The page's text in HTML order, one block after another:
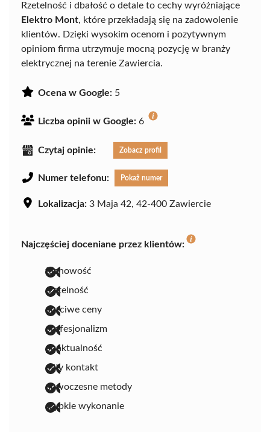
Rzetelność i dbałość o detale to cechy wyróżniające
Elektro Mont, które przekładają się na zadowolenie
klientów. Dzięki wysokim ocenom i pozytywnym
opiniom firma utrzymuje mocną pozycję w branży
elektrycznej na terenie Zawiercia.
Ocena w Google: 5
Liczba opinii w Google: 6
Czytaj opinie: Zobacz profil
Numer telefonu: Pokaż numer
Lokalizacja: 3 Maja 42, 42-400 Zawiercie
Najczęściej doceniane przez klientów:
fachowość
rzetelność
uczciwe ceny
profesjonalizm
punktualność
miły kontakt
nowoczesne metody
szybkie wykonanie